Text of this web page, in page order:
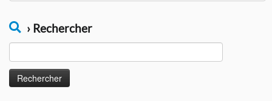
› Rechercher